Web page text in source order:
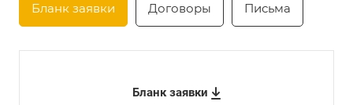
Бланк заявки Договоры Письма
Бланк заявки